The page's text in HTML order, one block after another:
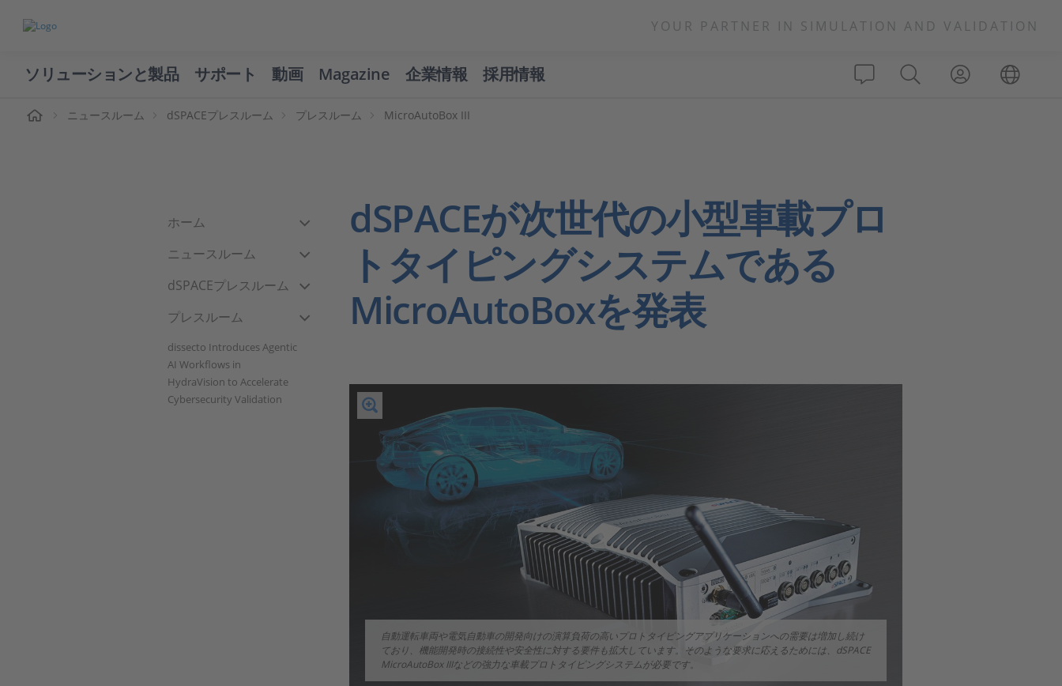
YOUR PARTNER IN SIMULATION AND VALIDATION
ソリューションと製品 サポート 動画 Magazine 企業情報 採用情報
ニュースルーム dSPACEプレスルーム プレスルーム MicroAutoBox III
ホーム
ニュースルーム
dSPACEプレスルーム
プレスルーム
dissecto Introduces Agentic
AI Workflows in
HydraVision to Accelerate
Cybersecurity Validation
dSPACEが次世代の小型車載プロ
トタイピングシステムである
MicroAutoBoxを発表
自動運転車両や電気自動車の開発向けの演算負荷の高いプロトタイピングアプリケーションへの需要は増加し続け
ており、機能開発時の接続性や安全性に対する要件も拡大しています。そのような要求に応えるためには、dSPACE
MicroAutoBox IIIなどの強力な車載プロトタイピングシステムが必要です。